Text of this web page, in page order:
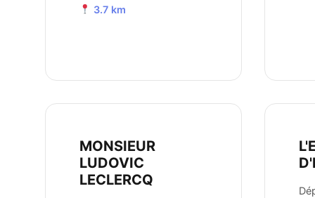
3.7 km
MONSIEUR
LUDOVIC
LECLERCQ